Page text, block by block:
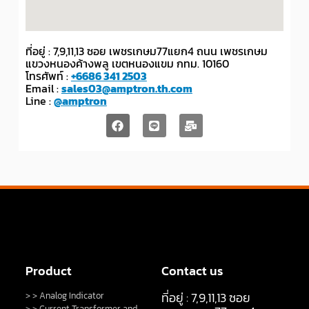
ที่อยู่ : 7,9,11,13 ซอย เพชรเกษม77แยก4 ถนน เพชรเกษม
แขวงหนองค้างพลู เขตหนองแขม กทม. 10160
โทรศัพท์ :+6686 341 2503
Email :sales03@amptron.th.com
Line :@amptron
Product
> > Analog Indicator
Contact us
ที่อยู่ : 7,9,11,13 ซอย